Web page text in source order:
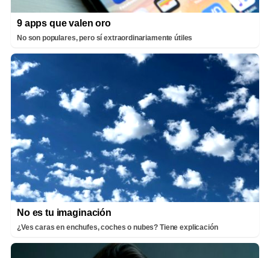
9 apps que valen oro
No son populares, pero sí extraordinariamente útiles
No es tu imaginación
¿Ves caras en enchufes, coches o nubes? Tiene explicación